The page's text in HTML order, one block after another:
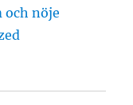
och nöje